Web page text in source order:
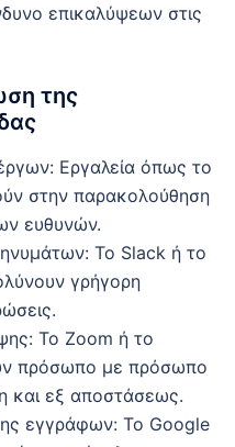
επικαλύψεων στις
της
Εργαλεία όπως το
στην παρακολούθηση
ευθυνών.
Το Slack ή το
γρήγορη
Το Zoom ή το
πρόσωπο με πρόσωπο
και εξ αποστάσεως.
εγγράφων: Το Google